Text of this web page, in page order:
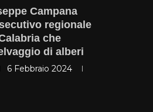
Campana
regionale
che
di alberi
6 Febbraio 2024